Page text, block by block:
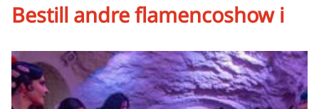
Bestill andre flamencoshow i